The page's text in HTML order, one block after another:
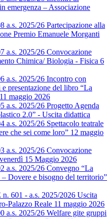
emergenza – Associazione
a.s. 2025/26 Partecipazione alla
Premio Emanuele Morganti
a.s. 2025/26 Convocazione
Chimica/ Biologia - Fisica 6
a.s. 2025/26 Incontro con
presentazione del libro “La
maggio 2026
a.s. 2025/26 Progetto Agenda
2.0” - Uscita didattica
a.s. 2025/26 Spettacolo teatrale
che sei come loro” 12 maggio
a.s. 2025/26 Convocazione
15 Maggio 2026
a.s. 2025/26 Convegno “La
Dovere e bisogno del territorio”
601 - a.s. 2025/2026 Uscita
Palazzo Reale 11 maggio 2026
a.s. 2025/26 Welfare gite gruppi